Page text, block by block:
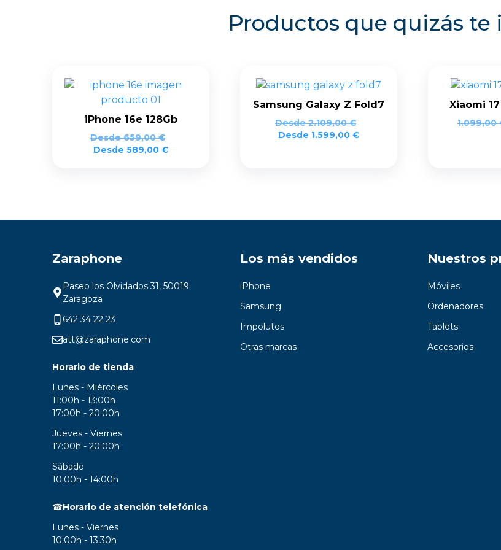
Productos que quizás te
iPhone 16e 128Gb
Desde659,00€
Desde 589,00 €
Samsung Galaxy Z Fold7
Desde2.109,00€
Desde 1.599,00 €
Xiaomi 17
1.099,00
Zaraphone
Paseo los Olvidados 31, 50019
Zaragoza
642 34 22 23
att@zaraphone.com
Horario de tienda
Lunes - Miércoles
11:00h - 13:00h
17:00h - 20:00h
Jueves - Viernes
17:00h - 20:00h
Sábado
10:00h - 14:00h
☎Horario de atención telefónica
Lunes - Viernes
10:00h - 13:30h
Los más vendidos
iPhone
Samsung
Impolutos
Otras marcas
Nuestros
Móviles
Ordenadores
Tablets
Accesorios